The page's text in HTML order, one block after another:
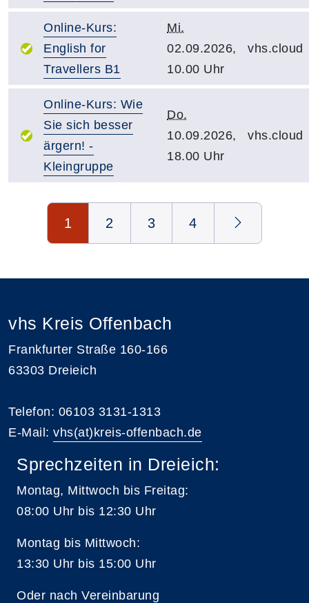
Online-Kurs:
English for
Travellers B1
Mi.
02.09.2026,
10.00 Uhr
vhs.cloud
Online-Kurs: Wie
Sie sich besser
ärgern! -
Kleingruppe
Do.
10.09.2026,
18.00 Uhr
vhs.cloud
Seite 1 von 4
1 2 3 4
vhs Kreis Offenbach
Frankfurter Straße 160-166
63303 Dreieich
Telefon: 06103 3131-1313
E-Mail: vhs(at)kreis-offenbach.de
Sprechzeiten in Dreieich:
Montag, Mittwoch bis Freitag:
08:00 Uhr bis 12:30 Uhr
Montag bis Mittwoch:
13:30 Uhr bis 15:00 Uhr
Oder nach Vereinbarung